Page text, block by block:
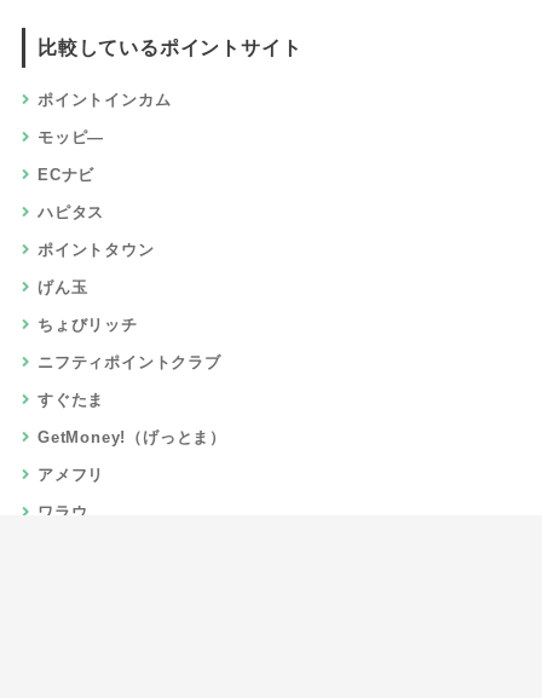
比較しているポイントサイト
ポイントインカム
モッピ―
ECナビ
ハピタス
ポイントタウン
げん玉
ちょびリッチ
ニフティポイントクラブ
すぐたま
GetMoney!（げっとま）
アメフリ
ワラウ